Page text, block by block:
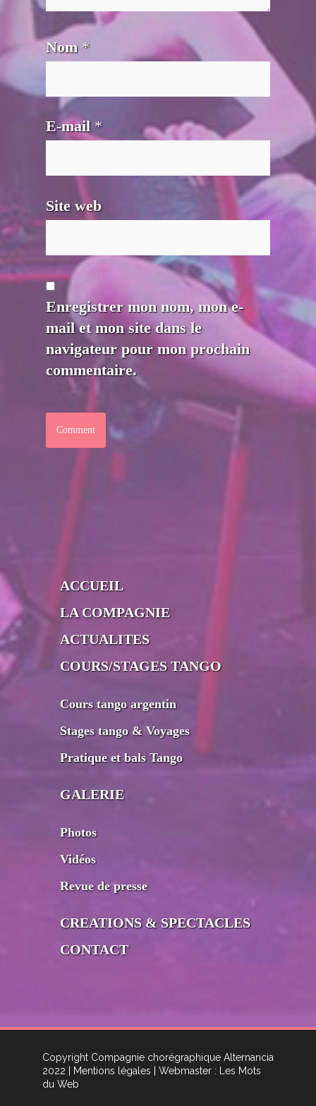
Nom *
E-mail *
Site web
Enregistrer mon nom, mon e-
mail et mon site dans le
navigateur pour mon prochain
commentaire.
ACCUEIL
LA COMPAGNIE
ACTUALITES
COURS/STAGES TANGO
Cours tango argentin
Stages tango & Voyages
Pratique et bals Tango
GALERIE
Photos
Vidéos
Revue de presse
CREATIONS & SPECTACLES
CONTACT
Copyright Compagnie chorégraphique Alternancia
2022
| Mentions légales
| Webmaster : Les Mots
du Web